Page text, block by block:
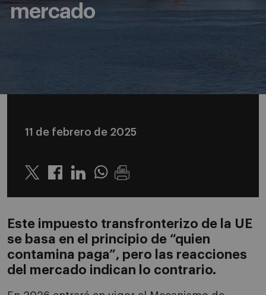
mercado
11 de febrero de 2025
Twitter LinkedinWhatsapp
Este impuesto transfronterizo de la UE
se basa en el principio de “quien
contamina paga”, pero las reacciones
del mercado indican lo contrario.